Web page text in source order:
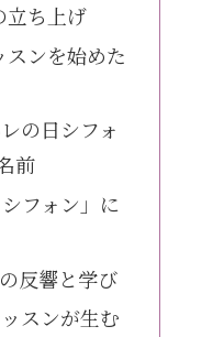
立ち上げ
ンを始めた
の日シフォ
前
シフォン」に
反響と学び
スンが生む